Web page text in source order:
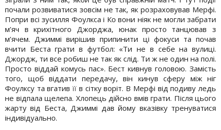
почали розвиватися зовсім не так, як розраховував Мерфі.
Попри всі зусилля Фоулкса і Ко вони ніяк не могли забрати
м’яч в крихітного Джорджа, юнак просто танцював з
м’ячем. Джиммі вирішив припинити ці фокуси та почав
вчити Беста грати в футбол: «Ти не в себе на вулиці.
Джордж, ти все робиш не так як слід. Ти ж не один на полі.
Просто віддай комусь пас». Бест кивнув головою. Замість
того, щоб віддати передачу, він кинув сферу між ніг
Фоулксу та вгатив її в сітку воріт. В Мерфі від подиву ледь
не відпала щелепа. Хлопець дійсно вмів грати. Після цього
жарту від Беста, Джиммі дав йому вказівку тренуватися
індивідуально.